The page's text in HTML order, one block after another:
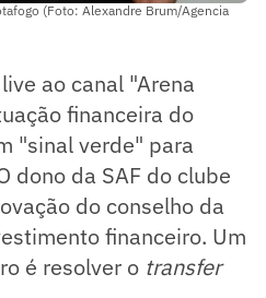
(Foto: Alexandre Brum/Agencia
ao canal "Arena
financeira do
"sinal verde" para
dono da SAF do clube
do conselho da
financeiro. Um
é resolver o transfer